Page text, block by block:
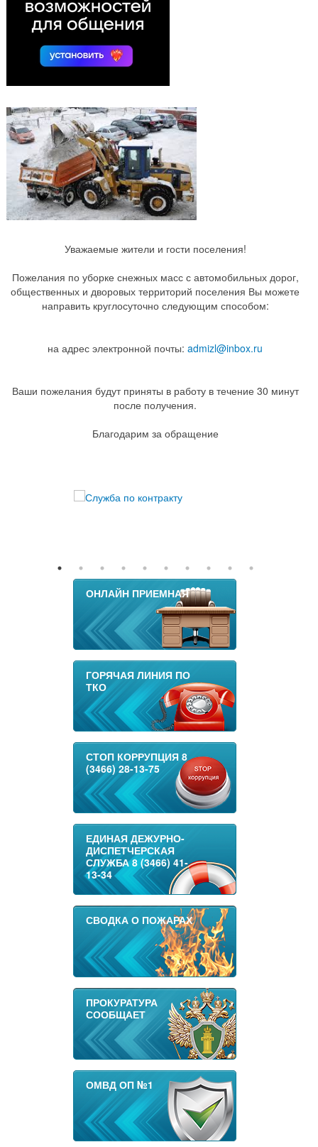
Уважаемые жители и гости поселения!
Пожелания по уборке снежных масс с автомобильных дорог,
общественных и дворовых территорий поселения Вы можете
направить круглосуточно следующим способом:
на адрес электронной почты: admizl@inbox.ru
Ваши пожелания будут приняты в работу в течение 30 минут
после получения.
Благодарим за обращение
ОНЛАЙН ПРИЕМНАЯ
ГОРЯЧАЯ ЛИНИЯ ПО
ТКО
СТОП КОРРУПЦИЯ 8
(3466) 28-13-75
ЕДИНАЯ ДЕЖУРНО-
ДИСПЕТЧЕРСКАЯ
СЛУЖБА 8 (3466) 41-
13-34
СВОДКА О ПОЖАРАХ
ПРОКУРАТУРА
СООБЩАЕТ
ОМВД ОП №1